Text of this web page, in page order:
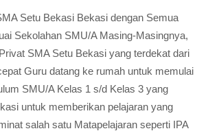
Setu Bekasi Bekasi dengan Semua
Sekolahan SMU/A Masing-Masingnya,
SMA Setu Bekasi yang terdekat dari
Guru datang ke rumah untuk memulai
SMU/A Kelas 1 s/d Kelas 3 yang
untuk memberikan pelajaran yang
salah satu Matapelajaran seperti IPA